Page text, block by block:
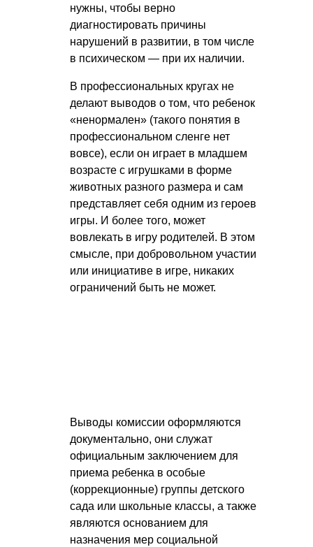
нужны, чтобы верно
диагностировать причины
нарушений в развитии, в том числе
в психическом — при их наличии.
В профессиональных кругах не
делают выводов о том, что ребенок
«ненормален» (такого понятия в
профессиональном сленге нет
вовсе), если он играет в младшем
возрасте с игрушками в форме
животных разного размера и сам
представляет себя одним из героев
игры. И более того, может
вовлекать в игру родителей. В этом
смысле, при добровольном участии
или инициативе в игре, никаких
ограничений быть не может.
Выводы комиссии оформляются
документально, они служат
официальным заключением для
приема ребенка в особые
(коррекционные) группы детского
сада или школьные классы, а также
являются основанием для
назначения мер социальной